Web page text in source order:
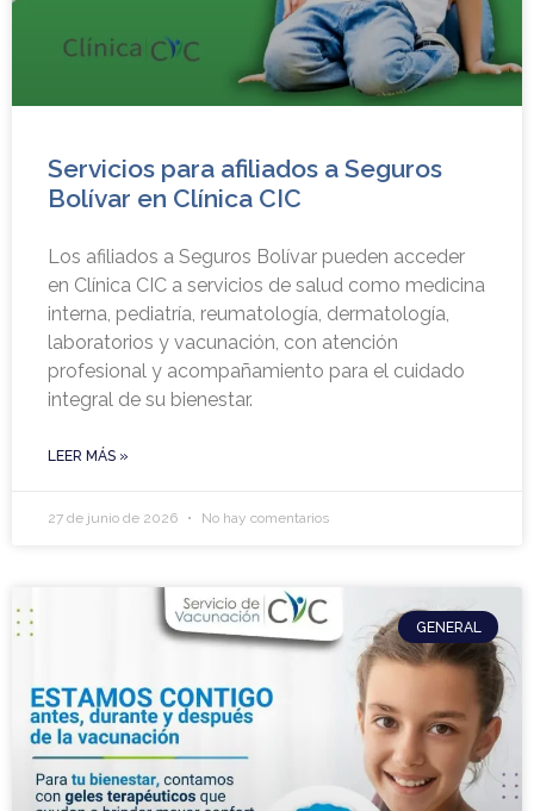
Servicios para afiliados a Seguros
Bolívar en Clínica CIC
Los afiliados a Seguros Bolívar pueden acceder
en Clínica CIC a servicios de salud como medicina
interna, pediatría, reumatología, dermatología,
laboratorios y vacunación, con atención
profesional y acompañamiento para el cuidado
integral de su bienestar.
LEER MÁS »
27 de junio de 2026 No hay comentarios
GENERAL